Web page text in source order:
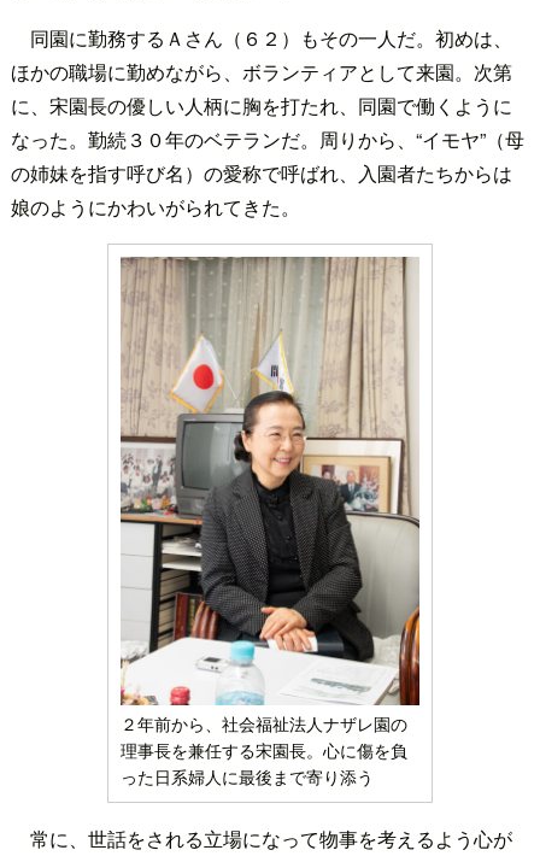
同園に勤務するＡさん（６２）もその一人だ。初めは、
ほかの職場に勤めながら、ボランティアとして来園。次第
に、宋園長の優しい人柄に胸を打たれ、同園で働くように
なった。勤続３０年のベテランだ。周りから、“イモヤ”（母
の姉妹を指す呼び名）の愛称で呼ばれ、入園者たちからは
娘のようにかわいがられてきた。
２年前から、社会福祉法人ナザレ園の
理事長を兼任する宋園長。心に傷を負
った日系婦人に最後まで寄り添う
常に、世話をされる立場になって物事を考えるよう心が